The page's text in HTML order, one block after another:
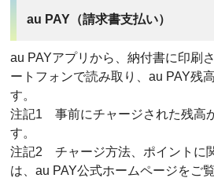
au PAY（請求書支払い）
au PAYアプリから、納付書に印刷
ートフォンで読み取り、au PAY残
す。
注記1 事前にチャージされた残高
す。
注記2 チャージ方法、ポイントに
は、au PAY公式ホームページをご